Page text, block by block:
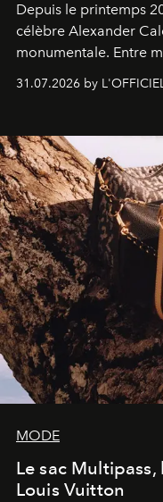
Depuis le printemps
célèbre Alexander
monumentale. Entre
monumentales et
américain investit les
sculpture.
31.07.2026 by
MODE
Le sac
Louis Vuitton